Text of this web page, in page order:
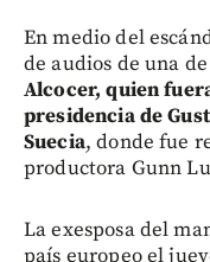
En medio del
de audios de una
Alcocer, quien
presidencia de
Suecia, donde fue
productora Gunn
La exesposa del
país europeo el